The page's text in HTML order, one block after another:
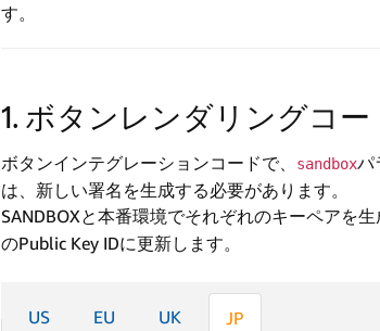
す。
1. ボタンレンダリングコー
ボタンインテグレーションコードで、 sandboxパ
は、新しい署名を生成する必要があります。
SANDBOXと本番環境でそれぞれのキーペアを生
のPublic Key IDに更新します。
US EU UK JP